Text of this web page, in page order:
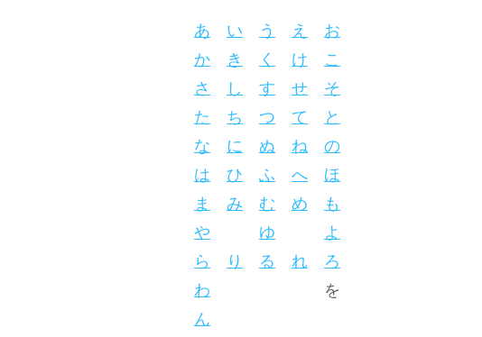
あ い う え お
か き く け こ
さ し す せ そ
た ち つ て と
な に ぬ ね の
は ひ ふ へ ほ
ま み む め も
や
ゆ
よ
ら り る れ ろ
わ を
ん